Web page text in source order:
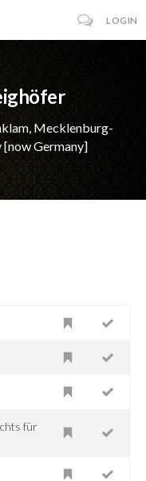
LOGIN
Mecklenburg-
[now Germany]
für